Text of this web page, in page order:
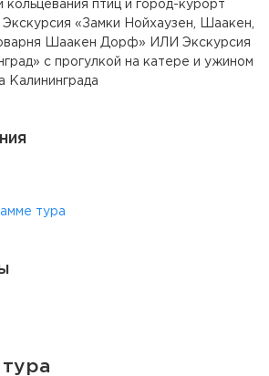
птиц и город-курорт
«Замки Нойхаузен, Шаакен,
Шаакен Дорф» ИЛИ Экскурсия
с прогулкой на катере и ужином
Калининграда
тура